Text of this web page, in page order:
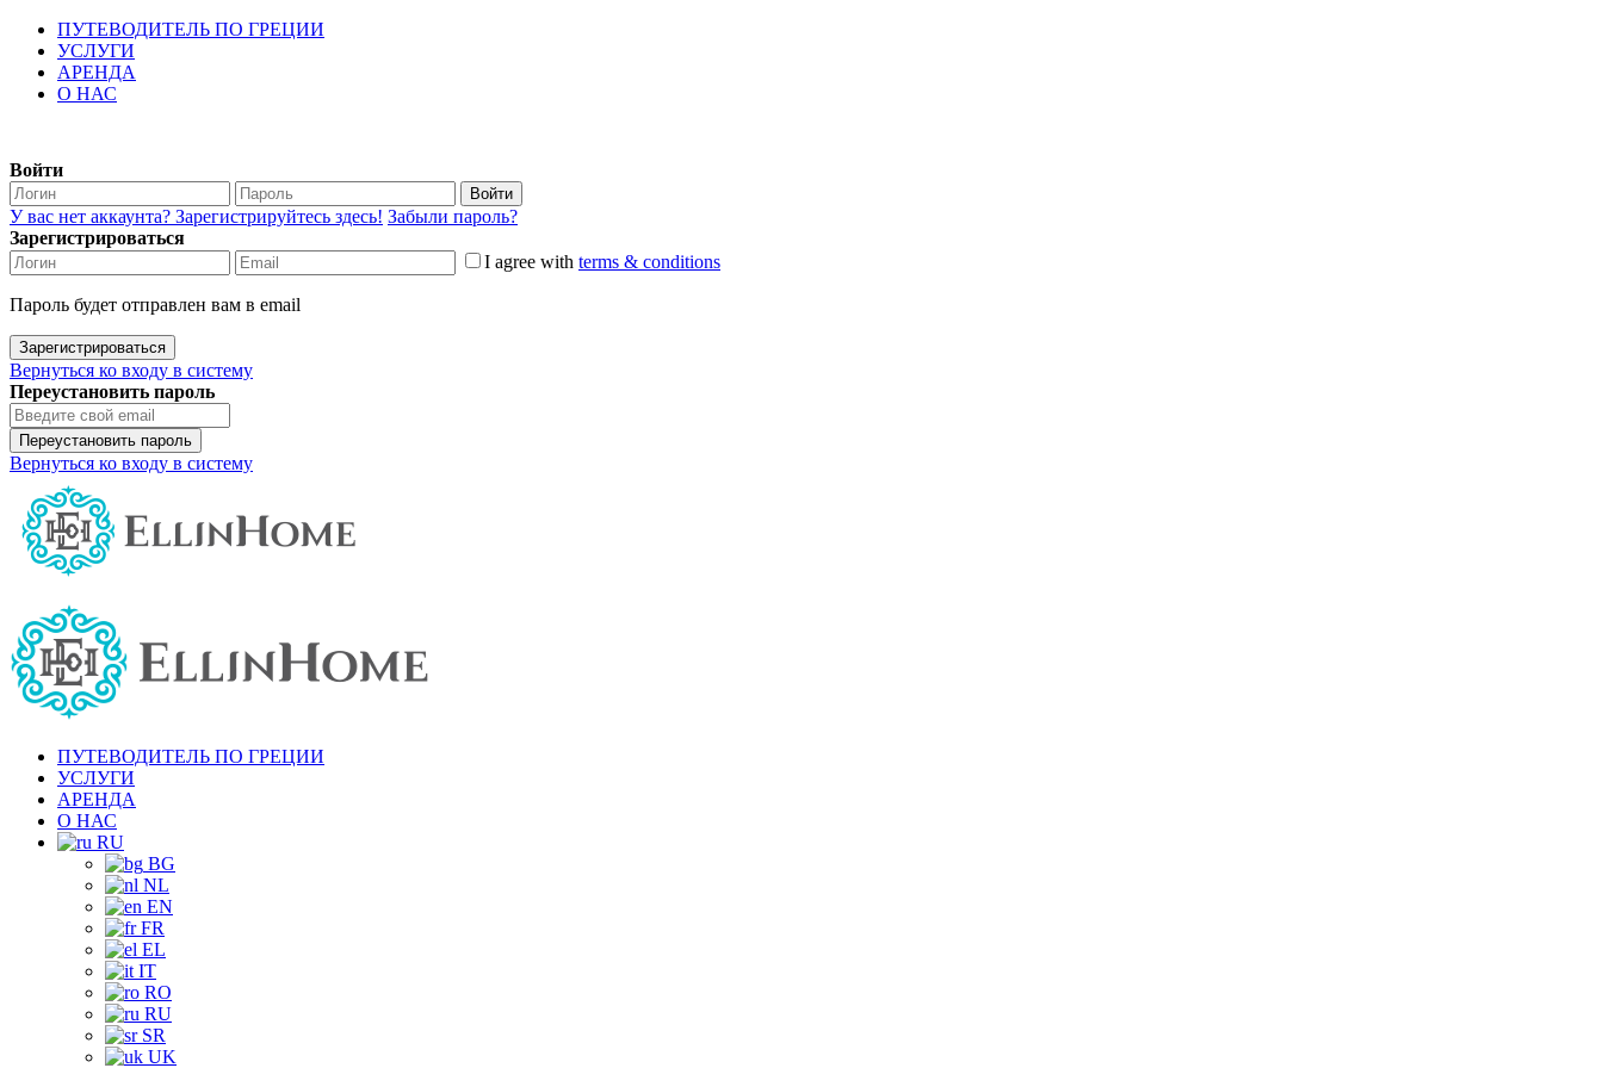
ПУТЕВОДИТЕЛЬ ПО ГРЕЦИИ
УСЛУГИ
АРЕНДА
О НАС
Войти
Войти
У вас нет аккаунта? Зарегистрируйтесь здесь! Забыли пароль?
Зарегистрироваться
I agree with terms & conditions
Пароль будет отправлен вам в email
Зарегистрироваться
Вернуться ко входу в систему
Переустановить пароль
Переустановить пароль
Вернуться ко входу в систему
ПУТЕВОДИТЕЛЬ ПО ГРЕЦИИ
УСЛУГИ
АРЕНДА
О НАС
RU
BG
NL
EN
FR
EL
IT
RO
RU
SR
UK